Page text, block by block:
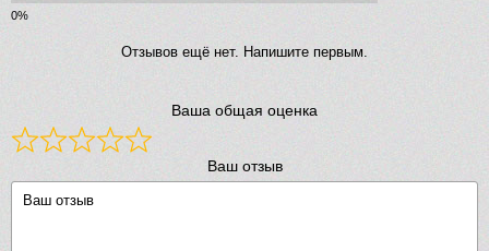
Отзывов ещё нет. Напишите первым.
Ваша общая оценка
Ваш отзыв